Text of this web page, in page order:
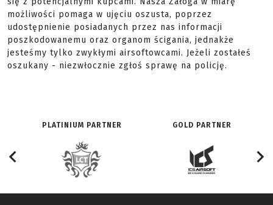
możliwości pomaga w ujęciu oszusta, poprzez
udostępnienie posiadanych przez nas informacji
poszkodowanemu oraz organom ścigania, jednakże
jesteśmy tylko zwykłymi airsoftowcami. Jeżeli zostałeś
oszukany - niezwłocznie zgłoś sprawę na policję.
PLATINIUM PARTNER GOLD PARTNER